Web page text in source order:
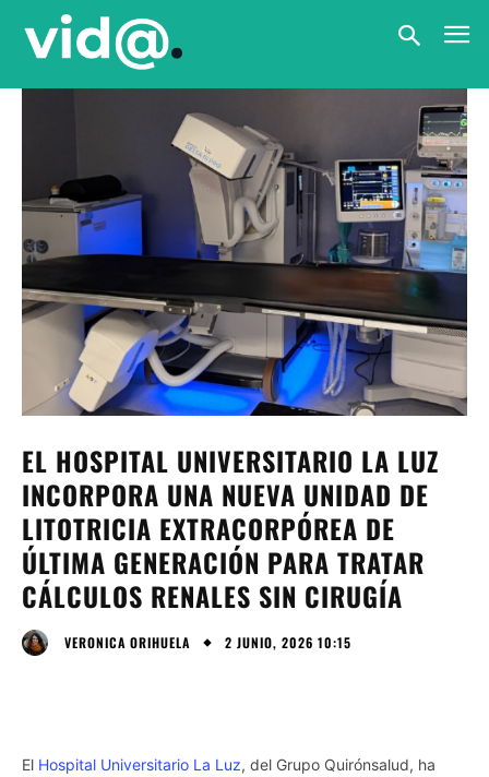
EL HOSPITAL UNIVERSITARIO LA LUZ
INCORPORA UNA NUEVA UNIDAD DE
LITOTRICIA EXTRACORPÓREA DE
ÚLTIMA GENERACIÓN PARA TRATAR
CÁLCULOS RENALES SIN CIRUGÍA
VERONICA ORIHUELA 2 JUNIO, 2026 10:15
El Hospital Universitario La Luz, del Grupo Quirónsalud, ha